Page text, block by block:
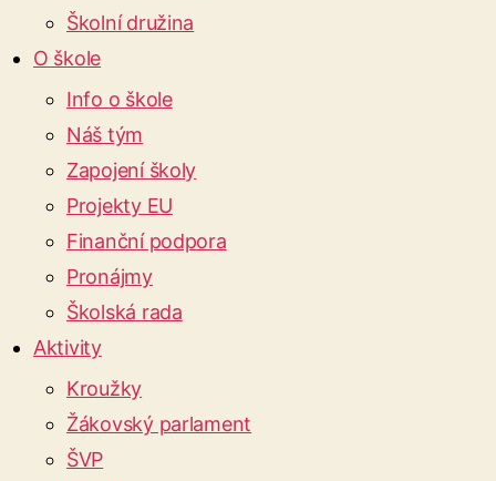
Školní družina
O škole
Info o škole
Náš tým
Zapojení školy
Projekty EU
Finanční podpora
Pronájmy
Školská rada
Aktivity
Kroužky
Žákovský parlament
ŠVP